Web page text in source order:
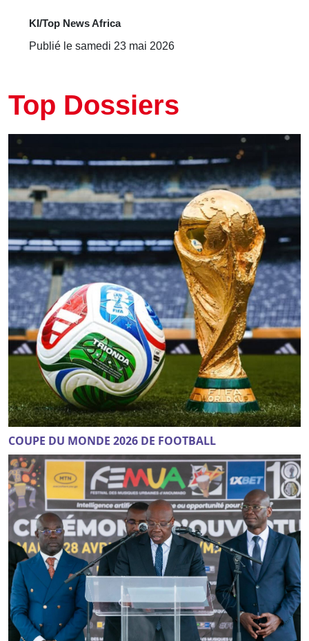
KI/Top News Africa
Publié le samedi 23 mai 2026
Top Dossiers
COUPE DU MONDE 2026 DE FOOTBALL